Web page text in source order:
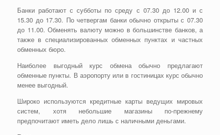
Банки работают с субботы по среду с 07.30 до 12.00 и с
15.30 до 17.30. По четвергам банки обычно открыты с 07.30
до 11.00. Обменять валюту можно в большинстве банков, а
также в специализированных обменных пунктах и частных
обменных бюро.
Наиболее выгодный курс обмена обычно предлагают
обменные пункты. В аэропорту или в гостиницах курс обычно
менее выгодный.
Широко используются кредитные карты ведущих мировых
систем, хотя небольшие магазины по-прежнему
предпочитают иметь дело лишь с наличными деньгами.